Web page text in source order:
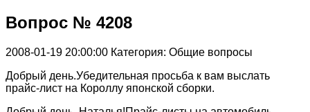
Вопрос № 4208
2008-01-19 20:00:00 Категория: Общие вопросы
Добрый день.Убедительная просьба к вам выслать
прайс-лист на Короллу японской сборки.